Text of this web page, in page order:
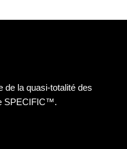
de la quasi-totalité des
SPECIFIC™.